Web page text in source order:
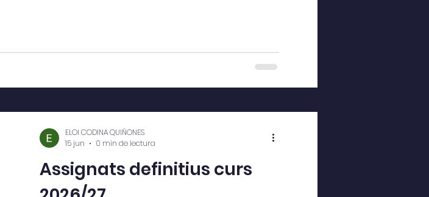
Assignats definitius curs
ELOI CODINA QUIÑONES
15 jun
0 min de lectura